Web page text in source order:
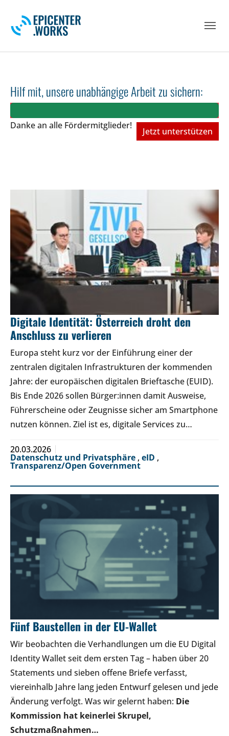
Hilf mit, unsere unabhängige Arbeit zu sichern:
Danke an alle Fördermitglieder!
Jetzt unterstützen
Digitale Identität: Österreich droht den
Anschluss zu verlieren
Europa steht kurz vor der Einführung einer der
zentralen digitalen Infrastrukturen der kommenden
Jahre: der europäischen digitalen Brieftasche (EUID).
Bis Ende 2026 sollen Bürger:innen damit Ausweise,
Führerscheine oder Zeugnisse sicher am Smartphone
nutzen können. Ziel ist es, digitale Services zu…
20.03.2026
Datenschutz und Privatsphäre , eID ,
Transparenz/Open Government
Fünf Baustellen in der EU-Wallet
Wir beobachten die Verhandlungen um die EU Digital
Identity Wallet seit dem ersten Tag – haben über 20
Statements und sieben offene Briefe verfasst,
viereinhalb Jahre lang jeden Entwurf gelesen und jede
Änderung verfolgt. Was wir gelernt haben: Die
Kommission hat keinerlei Skrupel,
Schutzmaßnahmen…